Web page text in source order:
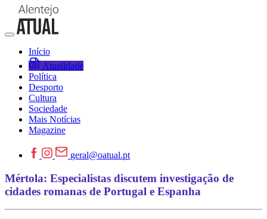
Início
Atualidade
Política
Desporto
Cultura
Sociedade
Mais Notícias
Magazine
geral@oatual.pt
Mértola: Especialistas discutem investigação de
cidades romanas de Portugal e Espanha